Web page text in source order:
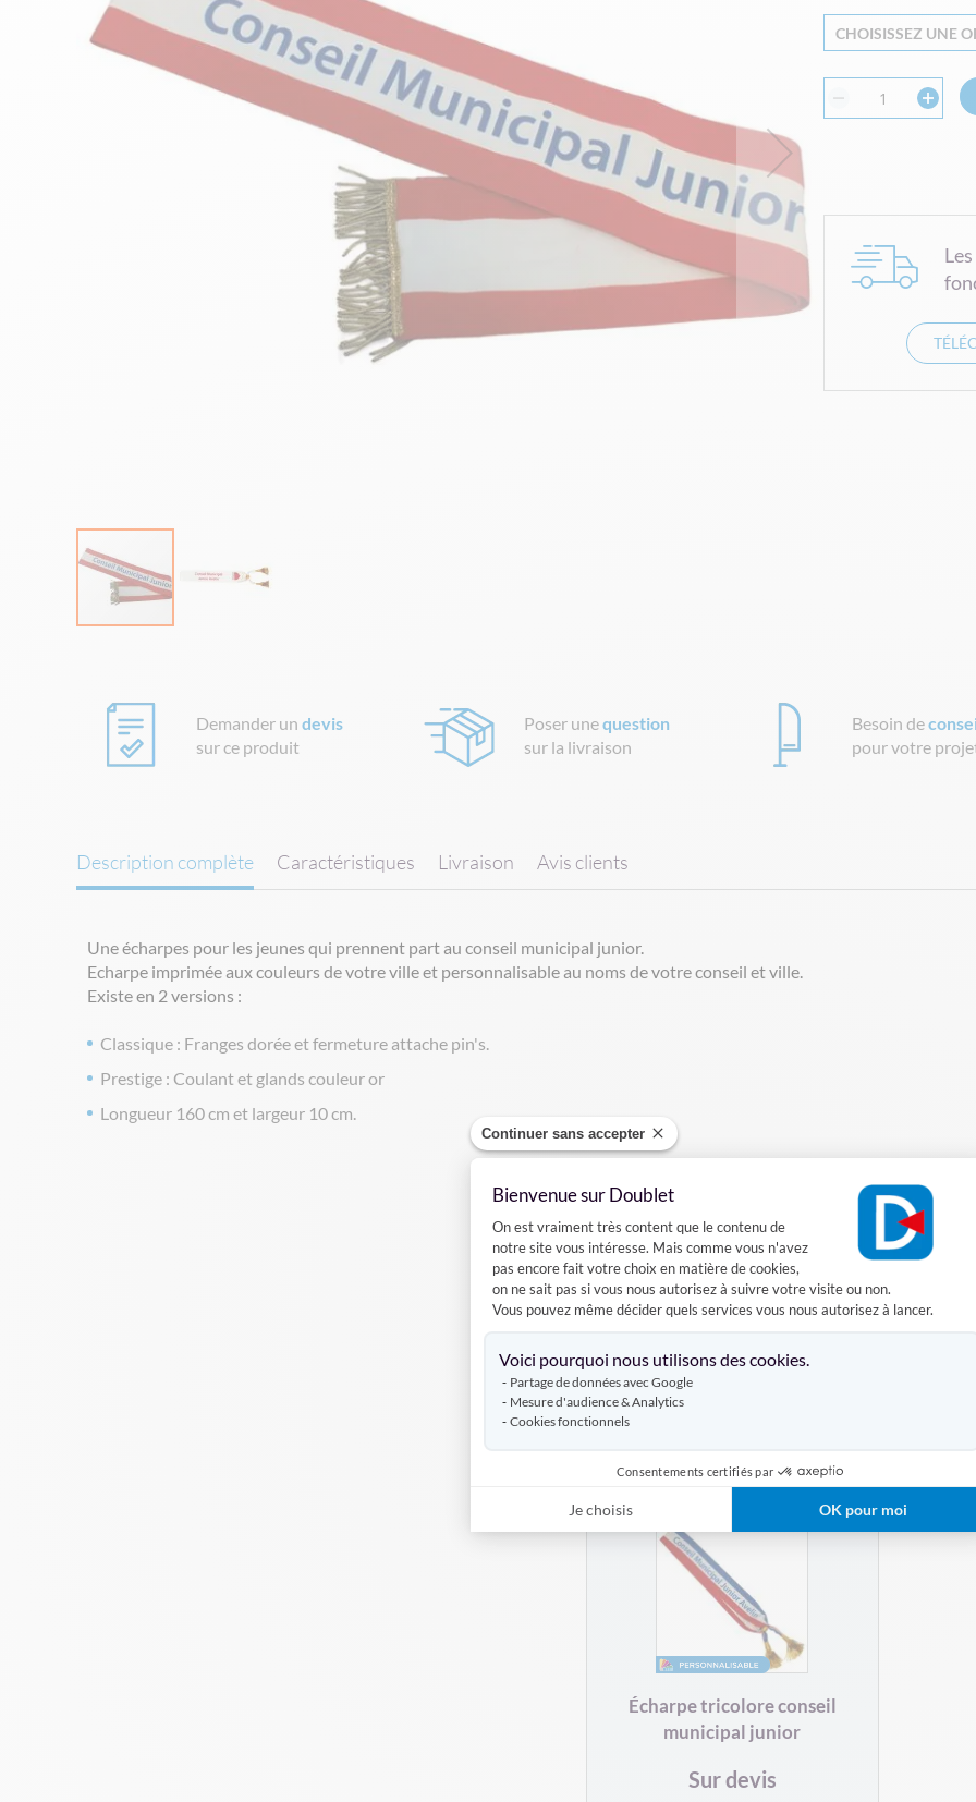
Continuer sans accepter
Bienvenue sur Doublet
Plateforme de Gestion du Consentement
On est vraiment très content que le contenu de
notre site vous intéresse. Mais comme vous n'avez
pas encore fait votre choix en matière de cookies,
on ne sait pas si vous nous autorisez à suivre votre visite ou non.
Vous pouvez même décider quels services vous nous autorisez à lancer.
Voici pourquoi nous utilisons des cookies.
Partage de données avec Google
Mesure d'audience & Analytics
Cookies fonctionnels
Consentements certifiés par
Je choisis OK pour moi
CHOISISSEZ UNE
beginning
images
Demander undevis
sur ce produit
Poser unequestion
sur la livraison
Besoin de
pour votre
Description complète
Une écharpes pour les jeunes qui prennent part au conseil municipal junior.
Echarpe imprimée aux couleurs de votre ville et personnalisable au noms de votre conseil et ville.
Existe en 2 versions :
Classique : Franges dorée et fermeture attache pin's.
Prestige : Coulant et glands couleur or
Longueur 160 cm et largeur 10 cm.
Caractéristiques Livraison Avis clients
DÉCOUVREZ AUSSI
ÉCHARPE PERSONNALISABLE
Écharpe tricolore conseil
municipal junior
Sur devis